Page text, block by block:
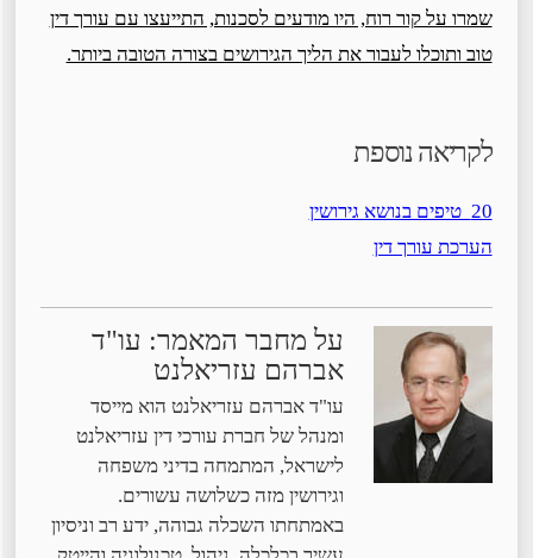
שמרו על קור רוח, היו מודעים לסכנות, התייעצו עם עורך דין
טוב ותוכלו לעבור את הליך הגירושים בצורה הטובה ביותר.
לקריאה נוספת
20 טיפים בנושא גירושין
הערכת עורך דין
על מחבר המאמר: עו"ד
אברהם עזריאלנט
עו"ד אברהם עזריאלנט הוא מייסד
ומנהל של חברת עורכי דין עזריאלנט
לישראל, המתמחה בדיני משפחה
וגירושין מזה כשלושה עשורים.
באמתחתו השכלה גבוהה, ידע רב וניסיון